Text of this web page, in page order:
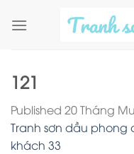
121
Published 20 Tháng
Tranh sơn dầu
khách 33